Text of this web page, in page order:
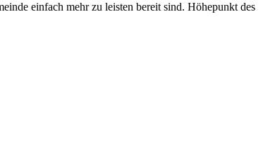
einfach mehr zu leisten bereit sind. Höhepunkt des